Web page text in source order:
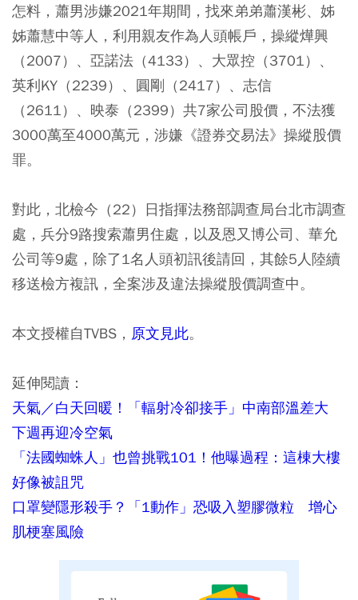
怎料，蕭男涉嫌2021年期間，找來弟弟蕭漢彬、姊
姊蕭慧中等人，利用親友作為人頭帳戶，操縱燁興
（2007）、亞諾法（4133）、大眾控（3701）、
英利KY（2239）、圓剛（2417）、志信
（2611）、映泰（2399）共7家公司股價，不法獲
3000萬至4000萬元，涉嫌《證券交易法》操縱股價
罪。
對此，北檢今（22）日指揮法務部調查局台北市調查
處，兵分9路搜索蕭男住處，以及恩又博公司、華允
公司等9處，除了1名人頭初訊後請回，其餘5人陸續
移送檢方複訊，全案涉及違法操縱股價調查中。
本文授權自TVBS， 原文見此。
延伸閱讀：
天氣／白天回暖！「輻射冷卻接手」中南部溫差大
下週再迎冷空氣
「法國蜘蛛人」也曾挑戰101！他曝過程：這棟大樓
好像被詛咒
口罩變隱形殺手？「1動作」恐吸入塑膠微粒 增心
肌梗塞風險